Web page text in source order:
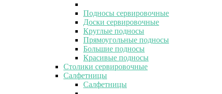
Подносы сервировочные
Доски сервировочные
Круглые подносы
Прямоугольные подносы
Большие подносы
Красивые подносы
Столики сервировочные
Салфетницы
Салфетницы